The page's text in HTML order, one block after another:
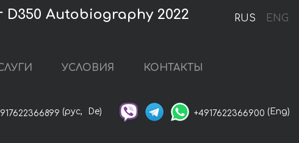
RUS ENG
Autobiography 2022
УСЛОВИЯ КОНТАКТЫ
(рус, De) +4917622366900 (Eng)